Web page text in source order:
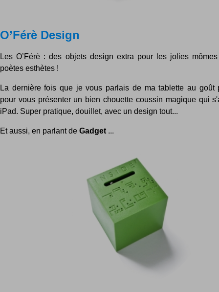
O’Férè Design
Les O’Férè : des objets design extra pour les jolies
poètes esthètes !
La dernière fois que je vous parlais de ma tablette au goût
pour vous présenter un bien chouette coussin magique qui
iPad. Super pratique, douillet, avec un design tout...
Et aussi, en parlant de Gadget ...